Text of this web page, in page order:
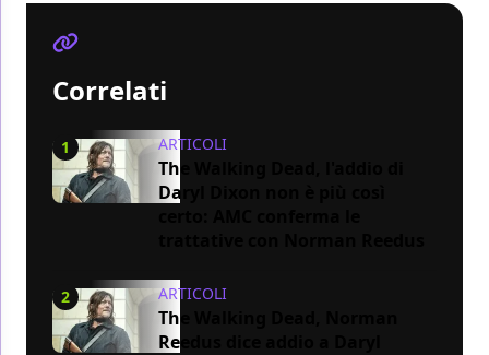
Correlati
1 ARTICOLI
The Walking Dead, l'addio di
Daryl Dixon non è più così
2 ARTICOLI
The Walking Dead, Norman
Reedus dice addio a Daryl